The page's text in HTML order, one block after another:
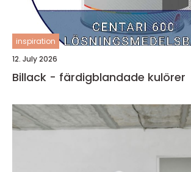
inspiration
12. July 2026
Billack - färdigblandade kulörer